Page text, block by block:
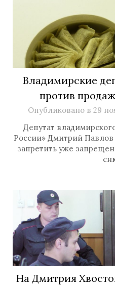
Владимирские
против
Опубликовано в 29
Депутат
России» Дмитрий
запретить уже
На Дмитрия